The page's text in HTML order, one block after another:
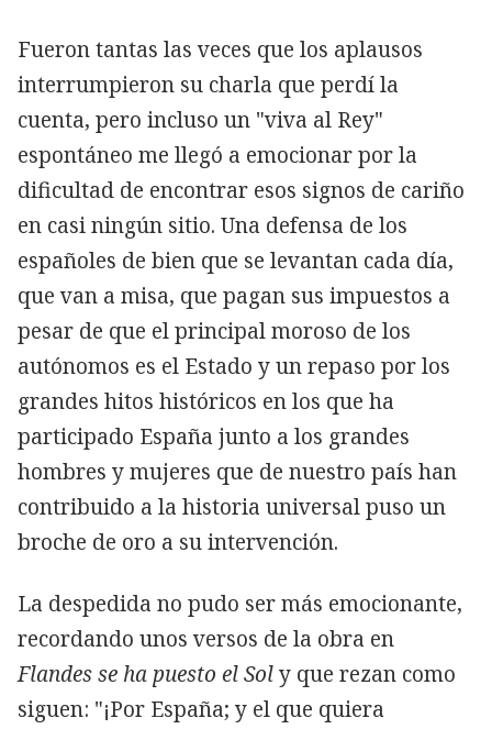
Fueron tantas las veces que los aplausos
interrumpieron su charla que perdí la
cuenta, pero incluso un "viva al Rey"
espontáneo me llegó a emocionar por la
dificultad de encontrar esos signos de cariño
en casi ningún sitio. Una defensa de los
españoles de bien que se levantan cada día,
que van a misa, que pagan sus impuestos a
pesar de que el principal moroso de los
autónomos es el Estado y un repaso por los
grandes hitos históricos en los que ha
participado España junto a los grandes
hombres y mujeres que de nuestro país han
contribuido a la historia universal puso un
broche de oro a su intervención.
La despedida no pudo ser más emocionante,
recordando unos versos de la obra en
Flandes se ha puesto el Soly que rezan como
siguen: "¡Por España; y el que quiera